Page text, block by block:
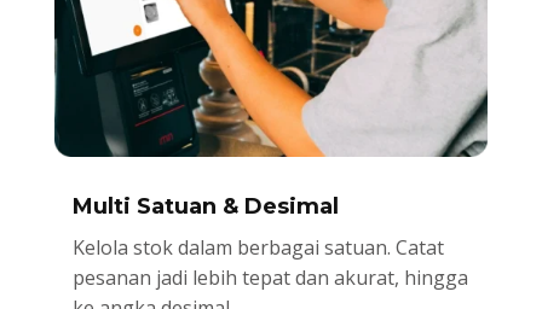
Multi Satuan & Desimal
Kelola stok dalam berbagai satuan. Catat
pesanan jadi lebih tepat dan akurat, hingga